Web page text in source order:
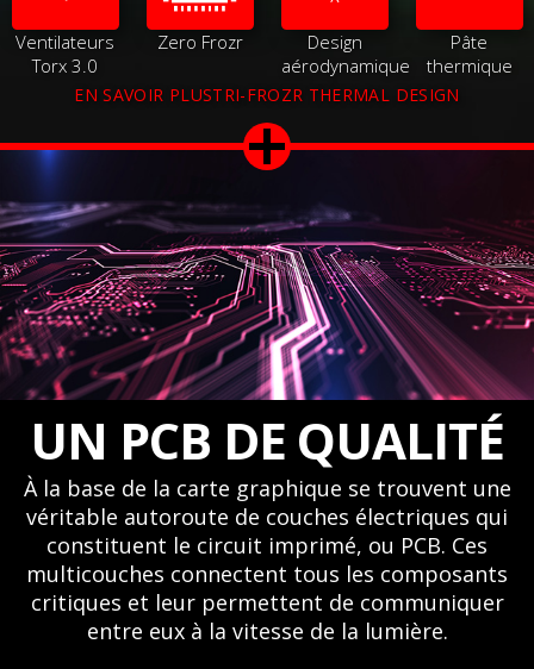
Ventilateurs
Torx 3.0
Zero Frozr
Design
aérodynamique
Pâte
thermique
EN SAVOIR PLUSTRI-FROZR THERMAL DESIGN
UN PCB DE QUALITÉ
À la base de la carte graphique se trouvent une
véritable autoroute de couches électriques qui
constituent le circuit imprimé, ou PCB. Ces
multicouches connectent tous les composants
critiques et leur permettent de communiquer
entre eux à la vitesse de la lumière.